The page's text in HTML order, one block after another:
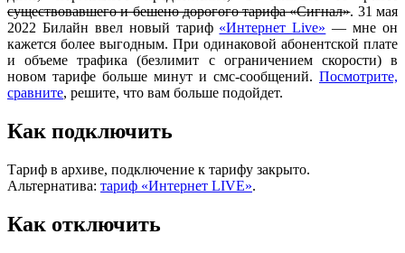
существовавшего и бешено дорогого тарифа «Сигнал». 31 мая
2022 Билайн ввел новый тариф «Интернет Live» — мне он
кажется более выгодным. При одинаковой абонентской плате
и объеме трафика (безлимит с ограничением скорости) в
новом тарифе больше минут и смс-сообщений. Посмотрите,
сравните, решите, что вам больше подойдет.
Как подключить
Тариф в архиве, подключение к тарифу закрыто.
Альтернатива: тариф «Интернет LIVE».
Как отключить